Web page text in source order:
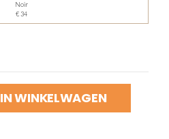
Noir
€ 34
IN WINKELWAGEN